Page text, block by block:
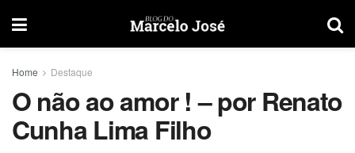
Home Destaque
O não ao amor ! – por Renato
Cunha Lima Filho